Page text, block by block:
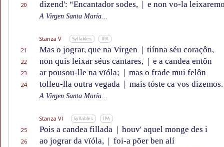
20 dizend': “Encantador sodes, | e non vo-la
A Virgen Santa María...
Stanza V Syllables IPA
21 Mas o jograr, que na Virgen | tiínna séu coraçôn,
22 non quis leixar séus cantares, | e a candea entôn
23 ar pousou-lle na vïóla; | mas o frade mui felôn
24 tolleu-lla outra vegada | mais tóste ca vos dizemos.
A Virgen Santa María...
Stanza VI Syllables IPA
25 Pois a candea fillada | houv' aquel monge des i
26 ao jograr da vïóla, | foi-a põer ben alí